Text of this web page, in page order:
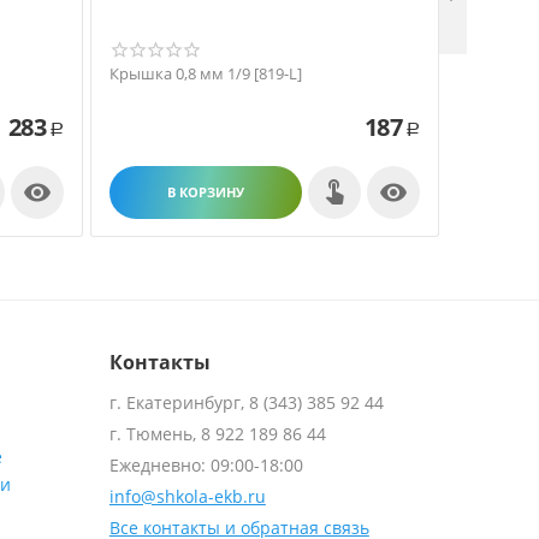
283 Р

Крышка 0,8 мм 1/9 [819-L]
187 Р
В КОРЗИНУ 
Контакты
г. Екатеринбург, 8 (343) 385 92 44
г. Тюмень, 8 922 189 86 44
Ежедневно: 09:00-18:00
info@shkola-ekb.ru
Все контакты и обратная связь